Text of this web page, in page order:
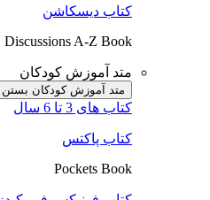
کتاب دیسکاشن
Discussions A-Z Book
متد آموزش کودکان
متد آموزش کودکان بستن
کتاب های 3 تا 6 سال
کتاب پاکتس
Pockets Book